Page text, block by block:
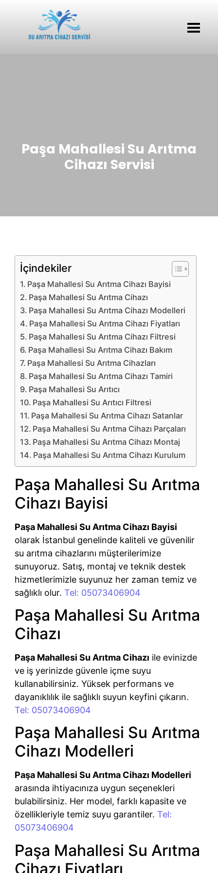
Paşa Mahallesi Su Arıtma
Cihazı Servisi
İçindekiler
Paşa Mahallesi Su Arıtma Cihazı Bayisi
Paşa Mahallesi Su Arıtma Cihazı
Paşa Mahallesi Su Arıtma Cihazı Modelleri
Paşa Mahallesi Su Arıtma Cihazı Fiyatları
Paşa Mahallesi Su Arıtma Cihazı Filtresi
Paşa Mahallesi Su Arıtma Cihazı Bakım
Paşa Mahallesi Su Arıtma Cihazları
Paşa Mahallesi Su Arıtma Cihazı Tamiri
Paşa Mahallesi Su Arıtıcı
Paşa Mahallesi Su Arıtıcı Filtresi
Paşa Mahallesi Su Arıtma Cihazı Satanlar
Paşa Mahallesi Su Arıtma Cihazı Parçaları
Paşa Mahallesi Su Arıtma Cihazı Montaj
Paşa Mahallesi Su Arıtma Cihazı Kurulum
Paşa Mahallesi Su Arıtma
Cihazı Bayisi
Paşa Mahallesi Su Arıtma Cihazı Bayisi
olarak İstanbul genelinde kaliteli ve güvenilir
su arıtma cihazlarını müşterilerimize
sunuyoruz. Satış, montaj ve teknik destek
hizmetlerimizle suyunuz her zaman temiz ve
sağlıklı olur. Tel: 05073406904
Paşa Mahallesi Su Arıtma
Cihazı
Paşa Mahallesi Su Arıtma Cihazı ile evinizde
ve iş yerinizde güvenle içme suyu
kullanabilirsiniz. Yüksek performans ve
dayanıklılık ile sağlıklı suyun keyfini çıkarın.
Tel: 05073406904
Paşa Mahallesi Su Arıtma
Cihazı Modelleri
Paşa Mahallesi Su Arıtma Cihazı Modelleri
arasında ihtiyacınıza uygun seçenekleri
bulabilirsiniz. Her model, farklı kapasite ve
özellikleriyle temiz suyu garantiler. Tel:
05073406904
Paşa Mahallesi Su Arıtma
Cihazı Fiyatları